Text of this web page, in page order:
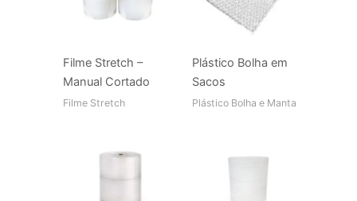
Filme Stretch –
Manual Cortado
Filme Stretch
Plástico Bolha em
Sacos
Plástico Bolha e Manta